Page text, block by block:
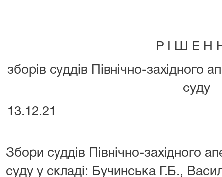
Р І Ш Е Н
зборів суддів Північно-західного
суду
Збори суддів Північно-західного
суду у складі: Бучинська Г.Б.,